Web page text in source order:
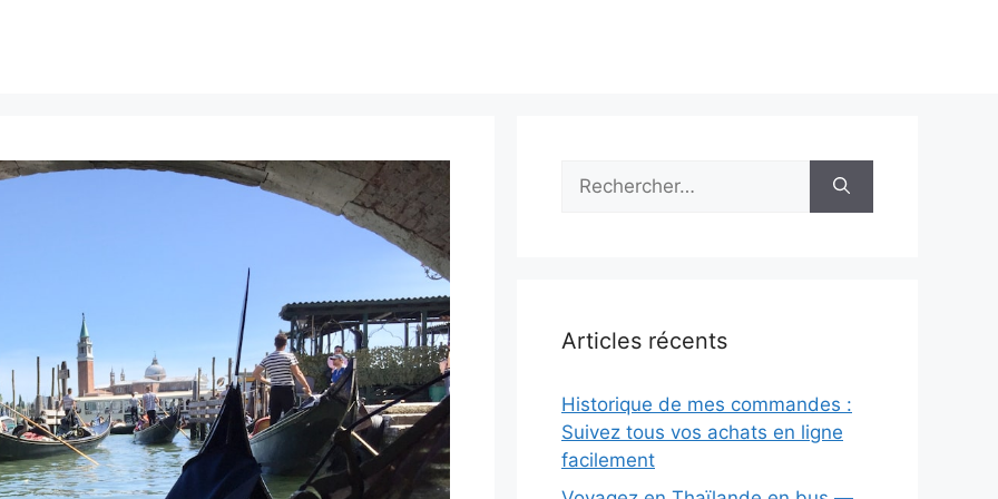
Rechercher :
Articles récents
Historique de mes commandes :
Suivez tous vos achats en ligne
facilement